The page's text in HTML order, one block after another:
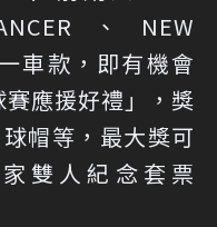
、NEW
車款，即有機會
應援好禮」，獎
帽等，最大獎可
雙人紀念套票